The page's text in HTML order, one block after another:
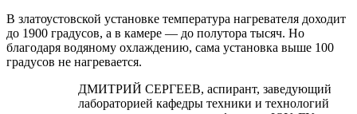
В златоустовской установке температура нагревателя доходит
до 1900 градусов, а в камере — до полутора тысяч. Но
благодаря водяному охлаждению, сама установка выше 100
градусов не нагревается.
ДМИТРИЙ СЕРГЕЕВ, аспирант, заведующий
лабораторией кафедры техники и технологий